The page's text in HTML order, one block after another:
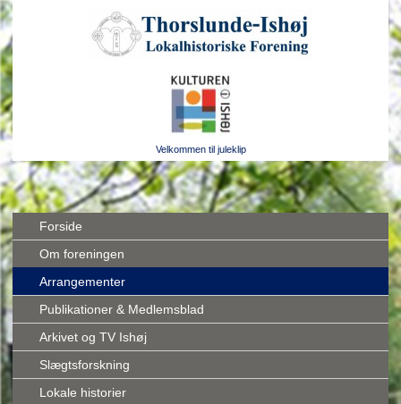
Velkommen til juleklip
Forside
Om foreningen
Arrangementer
Publikationer & Medlemsblad
Arkivet og TV Ishøj
Slægtsforskning
Lokale historier